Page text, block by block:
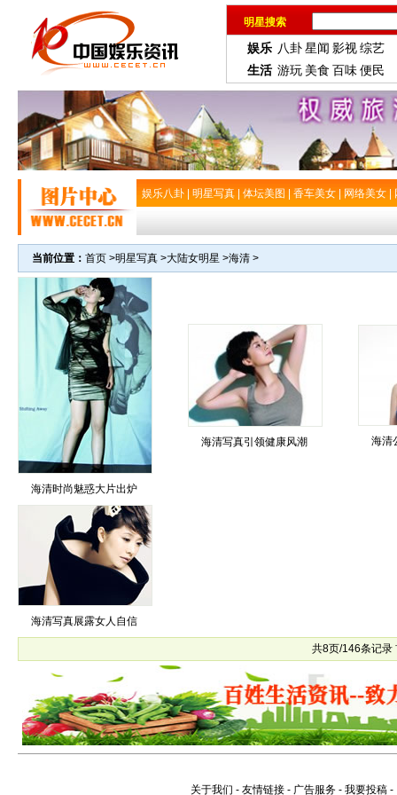
明星搜索
娱乐 八卦星闻 影视综艺
生活 游玩 美食 百味便民
娱乐八卦 明星写真 体坛美图 香车美女 网络美女
当前位置： 首页 >明星写真 >大陆女明星 >海清 >
海清时尚魅惑大片出炉
海清写真引领健康风潮 海清
海清写真展露女人自信
共8页/146条记录
关于我们 - 友情链接 - 广告服务 - 我要投稿 -